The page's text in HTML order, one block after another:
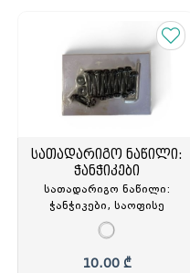
სათადარიგო ნაწილი:
ჭანჭიკები
სათადარიგო ნაწილი:
ჭანჭიკები, საოფისე
სავარძლისთვის, AA-
220021
10.00 ₾